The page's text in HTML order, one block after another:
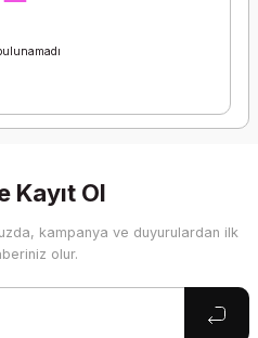
Kayıt Ol
kampanya ve duyurulardan ilk
olur.